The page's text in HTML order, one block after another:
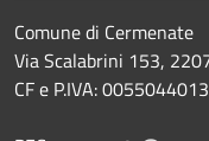
Comune di Cermenate
Via Scalabrini 153,
CF e P.IVA: